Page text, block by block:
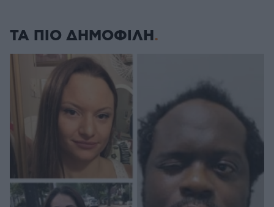
ΤΑ ΠΙΟ ΔΗΜΟΦΙΛΗ